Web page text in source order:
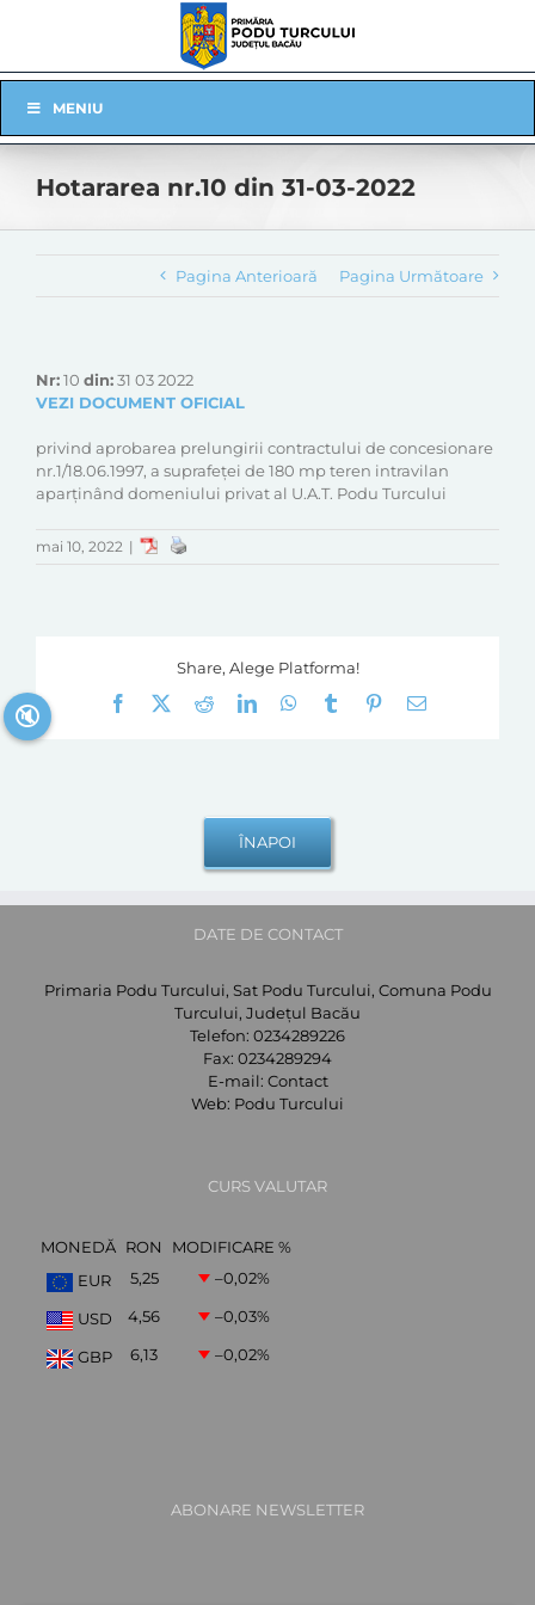
Navigation
MENIU
Hotararea nr.10 din 31-03-2022
Pagina Anterioară Pagina Următoare
Nr:10 din:31 03 2022
VEZI DOCUMENT OFICIAL
privind aprobarea prelungirii contractului de concesionare
nr.1/18.06.1997, a suprafeței de 180 mp teren intravilan
aparținând domeniului privat al U.A.T. Podu Turcului
mai 10, 2022 |
Share, Alege Platforma!
Facebook
RedditLinkedInWhatsApp
Tumblr Pinterest
E-
DATE DE CONTACT
Primaria Podu Turcului, Sat Podu Turcului, Comuna Podu
Turcului, Județul Bacău
Telefon: 0234289226
Fax: 0234289294
E-mail: Contact
Web: Podu Turcului
CURS VALUTAR
MONEDĂ RON
MODIFICARE %
EUR
5,25 –0,02%
USD 4,56 –0,03%
GBP 6,13 –0,02%
ABONARE NEWSLETTER
🔇